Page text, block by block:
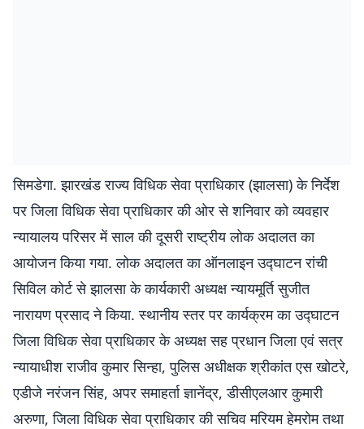
सिमडेगा. झारखंड राज्य विधिक सेवा प्राधिकार (झालसा) के निर्देश
पर जिला विधिक सेवा प्राधिकार की ओर से शनिवार को व्यवहार
न्यायालय परिसर में साल की दूसरी राष्ट्रीय लोक अदालत का
आयोजन किया गया. लोक अदालत का ऑनलाइन उद्घाटन रांची
सिविल कोर्ट से झालसा के कार्यकारी अध्यक्ष न्यायमूर्ति सुजीत
नारायण प्रसाद ने किया. स्थानीय स्तर पर कार्यक्रम का उद्घाटन
जिला विधिक सेवा प्राधिकार के अध्यक्ष सह प्रधान जिला एवं सत्र
न्यायाधीश राजीव कुमार सिन्हा, पुलिस अधीक्षक श्रीकांत एस खोटरे,
एडीजे नरंजन सिंह, अपर समाहर्ता ज्ञानेंद्र, डीसीएलआर कुमारी
अरुणा, जिला विधिक सेवा प्राधिकार की सचिव मरियम हेमरोम तथा